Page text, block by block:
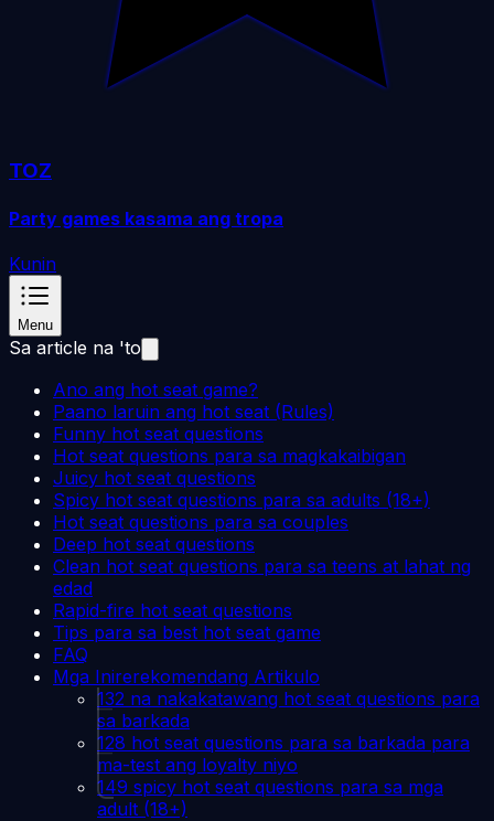
TOZ
Party games kasama ang tropa
Kunin
Menu
Sa article na 'to
Ano ang hot seat game?
Paano laruin ang hot seat (Rules)
Funny hot seat questions
Hot seat questions para sa magkakaibigan
Juicy hot seat questions
Spicy hot seat questions para sa adults (18+)
Hot seat questions para sa couples
Deep hot seat questions
Clean hot seat questions para sa teens at lahat ng
edad
Rapid-fire hot seat questions
Tips para sa best hot seat game
FAQ
Mga Inirerekomendang Artikulo
132 na nakakatawang hot seat questions para
sa barkada
128 hot seat questions para sa barkada para
ma-test ang loyalty niyo
149 spicy hot seat questions para sa mga
adult (18+)